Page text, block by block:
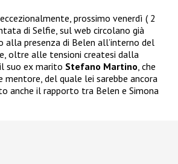
prossimo venerdì ( 2
di Selfie, sul web circolano già
alla presenza di Belen all’interno del
oltre alle tensioni createsi dalla
suo ex marito Stefano Martino , che
mentore, del quale lei sarebbe ancora
anche il rapporto tra Belen e Simona